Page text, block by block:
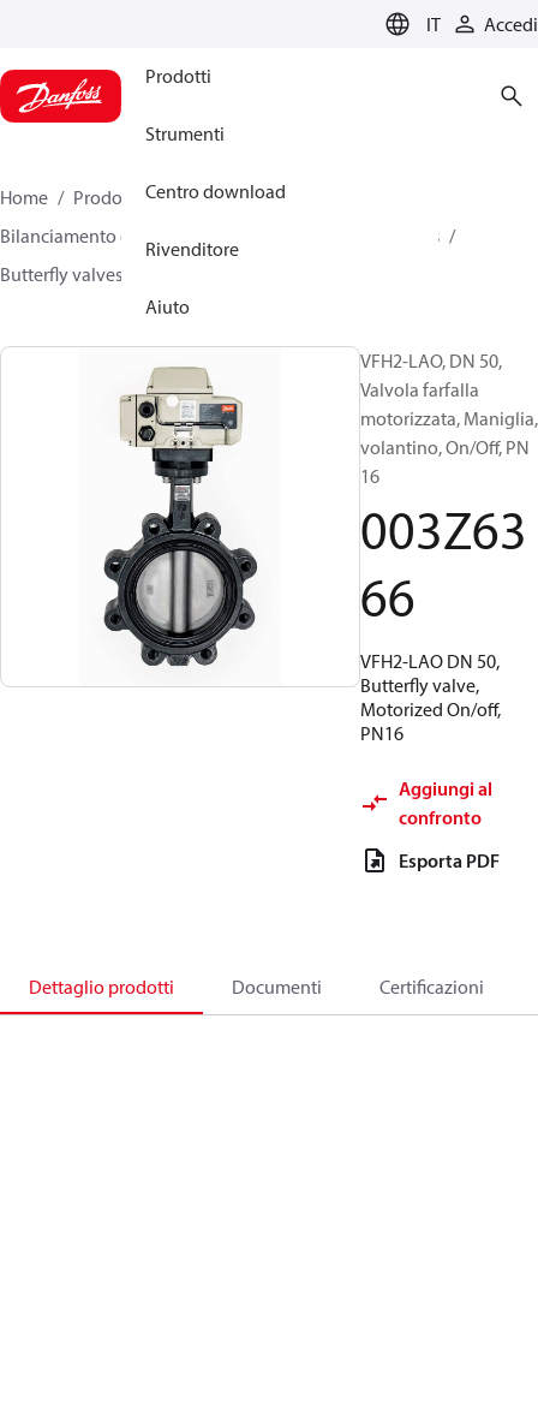
IT Accedi
Prodotti
Strumenti
Centro download
Rivenditore
Aiuto
Home Prodotti
Climate Solutions for heating
Bilanciamento e regolazione idronici
Other products
Butterfly valves
VFH2-LAO, DN 50,
Valvola farfalla
motorizzata, Maniglia,
volantino, On/Off, PN
16
003Z63
66
VFH2-LAO DN 50,
Butterfly valve,
Motorized On/off,
PN16
Aggiungi al
confronto
Esporta PDF
Dettaglio prodotti Documenti Certificazioni